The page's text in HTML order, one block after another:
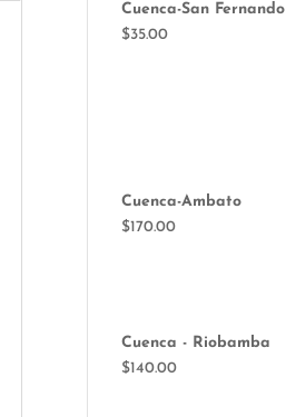
Cuenca-San Fernando
$35.00
Cuenca-Ambato
$170.00
Cuenca - Riobamba
$140.00